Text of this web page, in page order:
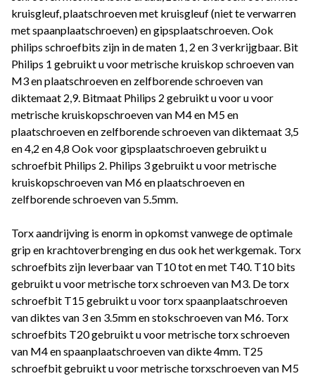
kruisgleuf, plaatschroeven met kruisgleuf (niet te verwarren
met spaanplaatschroeven) en gipsplaatschroeven. Ook
philips schroefbits zijn in de maten 1, 2 en 3 verkrijgbaar. Bit
Philips 1 gebruikt u voor metrische kruiskop schroeven van
M3 en plaatschroeven en zelfborende schroeven van
diktemaat 2,9. Bitmaat Philips 2 gebruikt u voor u voor
metrische kruiskopschroeven van M4 en M5 en
plaatschroeven en zelfborende schroeven van diktemaat 3,5
en 4,2 en 4,8 Ook voor gipsplaatschroeven gebruikt u
schroefbit Philips 2. Philips 3 gebruikt u voor metrische
kruiskopschroeven van M6 en plaatschroeven en
zelfborende schroeven van 5.5mm.
Torx aandrijving is enorm in opkomst vanwege de optimale
grip en krachtoverbrenging en dus ook het werkgemak. Torx
schroefbits zijn leverbaar van T10 tot en met T40. T10 bits
gebruikt u voor metrische torx schroeven van M3. De torx
schroefbit T15 gebruikt u voor torx spaanplaatschroeven
van diktes van 3 en 3.5mm en stokschroeven van M6. Torx
schroefbits T20 gebruikt u voor metrische torx schroeven
van M4 en spaanplaatschroeven van dikte 4mm. T25
schroefbit gebruikt u voor metrische torxschroeven van M5